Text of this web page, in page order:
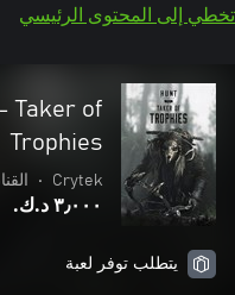
تخطي إلى المحتوى الرئيسي
Taker of
Trophies
Crytek
•
٣٫٠٠٠ د.ك.‏
يتطلب توفر لعبة